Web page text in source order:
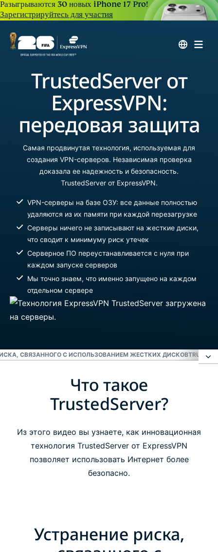
Разыгрываются 30 новых iPhone 17 Pro!
Зарегистрируйтесь для участия
TrustedServer от
ExpressVPN:
передовая защита
Самая продвинутая технология, используемая для
создания VPN-серверов. Независимая проверка
доказала ее надежность и безопасность.
TrustedServer от ExpressVPN.
VPN-серверы на базе ОЗУ: все данные полностью
удаляются из их памяти при каждой перезагрузке
Серверы ничего не записывают на жесткие диски,
что сводит к минимуму риск утечек
Серверное ПО переустанавливается с нуля при
каждом запуске серверов
Мы точно знаем, что именно запущено на каждом
отдельном сервере
СВЯЗАННОГО С ИСПОЛЬЗОВАНИЕМ ЖЕСТКИХ ДИСКОВ
Что такое TrustedServer?
Устранение риска, связанного с
TrustedServer: новый стандарт качества
Что такое
TrustedServer?
Из этого видео вы узнаете, как инновационная
технология TrustedServer от ExpressVPN
позволяет использовать Интернет более
безопасно.
Устранение риска,